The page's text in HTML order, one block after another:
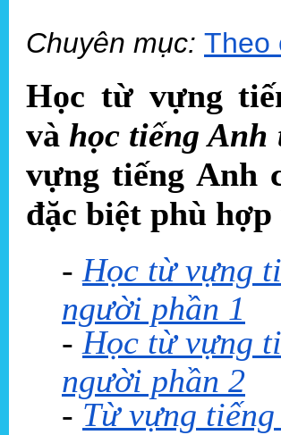
Chuyên mục: Theo
Học từ vựng
vàhọc tiếng Anh
vựng tiếng Anh
đặc biệt phù
- Học từ vựng
người phần 1
- Học từ vựng
người phần 2
- Từ vựng